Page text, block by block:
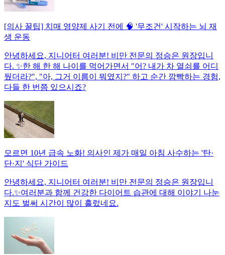
[의사 꿀팁] 치매 영양제 사기 전에 🧠 '무조건' 시작하는 뇌 재
생 운동
안녕하세요, 지니어터 여러분! 비만 전문의 정승은 원장입니
다. ✨한 해 한 해 나이를 먹어가면서 "어? 내가 차 열쇠를 어디
뒀더라?", "아, 그거 이름이 뭐였지?" 하고 순간 깜빡하는 경험,
다들 한 번쯤 있으시죠?
모르면 10년 급속 노화! 의사인 제가 매일 아침 사수하는 '탄·
단·지' 식단 가이드
안녕하세요, 지니어터 여러분! 비만 전문의 정승은 원장입니
다.✨여러분과 함께 건강한 다이어트 습관에 대해 이야기 나눈
지도 벌써 시간이 많이 흘렀네요.